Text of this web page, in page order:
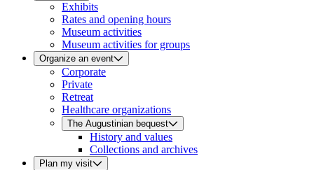
Exhibits
Rates and opening hours
Museum activities
Museum activities for groups
Organize an event
Corporate
Private
Retreat
Healthcare organizations
The Augustinian bequest
History and values
Collections and archives
Plan my visit